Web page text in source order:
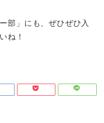
部」にも、ぜひぜひ入
ね！